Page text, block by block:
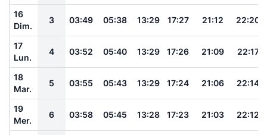
16
Dim.
3 03:49 05:38 13:29 17:27 21:12 22:20
17
Lun.
4 03:52 05:40 13:29 17:26 21:09 22:17
18
Mar.
5 03:55 05:43 13:29 17:24 21:06 22:14
19
Mer.
6 03:58 05:45 13:28 17:23 21:03 22:12